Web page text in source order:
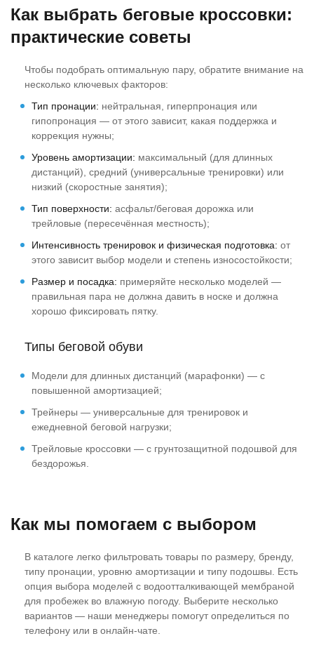
Как выбрать беговые кроссовки:
практические советы
Чтобы подобрать оптимальную пару, обратите внимание на
несколько ключевых факторов:
Тип пронации: нейтральная, гиперпронация или
гипопронация — от этого зависит, какая поддержка и
коррекция нужны;
Уровень амортизации: максимальный (для длинных
дистанций), средний (универсальные тренировки) или
низкий (скоростные занятия);
Тип поверхности: асфальт/беговая дорожка или
трейловые (пересечённая местность);
Интенсивность тренировок и физическая подготовка: от
этого зависит выбор модели и степень износостойкости;
Размер и посадка: примеряйте несколько моделей —
правильная пара не должна давить в носке и должна
хорошо фиксировать пятку.
Типы беговой обуви
Модели для длинных дистанций (марафонки) — с
повышенной амортизацией;
Трейнеры — универсальные для тренировок и
ежедневной беговой нагрузки;
Трейловые кроссовки — с грунтозащитной подошвой для
бездорожья.
Как мы помогаем с выбором
В каталоге легко фильтровать товары по размеру, бренду,
типу пронации, уровню амортизации и типу подошвы. Есть
опция выбора моделей с водоотталкивающей мембраной
для пробежек во влажную погоду. Выберите несколько
вариантов — наши менеджеры помогут определиться по
телефону или в онлайн‑чате.